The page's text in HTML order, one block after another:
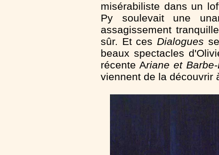
misérabiliste dans un
Py soulevait une
assagissement
sûr. Et ces Dialogues
beaux spectacles
récente Ariane et
viennent de la découvrir